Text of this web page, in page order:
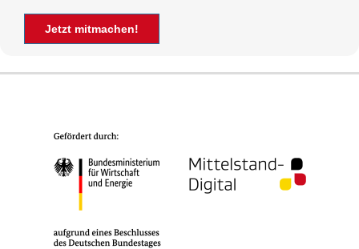
Jetzt mitmachen!